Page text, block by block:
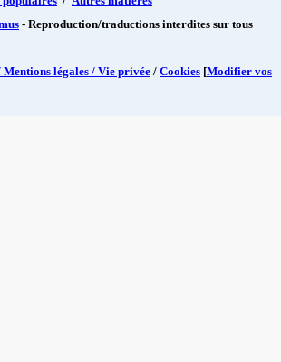
- Reproduction/traductions interdites sur tous
Mentions légales / Vie privée / Cookies [Modifier vos